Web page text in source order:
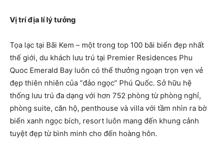
Vị trí địa lí lý tưởng
Tọa lạc tại Bãi Kem – một trong top 100 bãi biển đẹp nhất
thế giới, du khách lưu trú tại Premier Residences Phu
Quoc Emerald Bay luôn có thể thưởng ngoạn trọn vẹn vẻ
đẹp thiên nhiên của “đảo ngọc” Phú Quốc. Sở hữu hệ
thống lưu trú đa dạng với hơn 752 phòng từ phòng nghỉ,
phòng suite, căn hộ, penthouse và villa với tầm nhìn ra bờ
biển xanh ngọc bích, resort luôn mang đến khung cảnh
tuyệt đẹp từ bình minh cho đến hoàng hôn.